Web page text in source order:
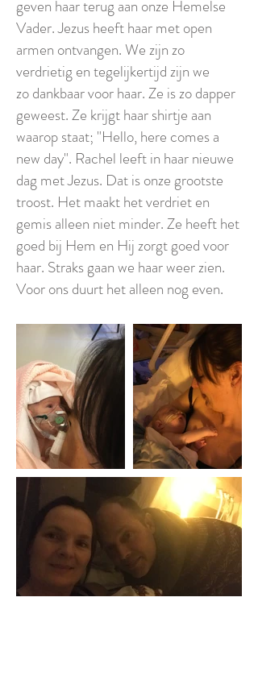
geven haar terug aan onze Hemelse
Vader. Jezus heeft haar met open
armen ontvangen. We zijn zo
verdrietig en tegelijkertijd zijn we
zo dankbaar voor haar. Ze is zo dapper
geweest. Ze krijgt haar shirtje aan
waarop staat; "Hello, here comes a
new day". Rachel leeft in haar nieuwe
dag met Jezus. Dat is onze grootste
troost. Het maakt het verdriet en
gemis alleen niet minder. Ze heeft het
goed bij Hem en Hij zorgt goed voor
haar. Straks gaan we haar weer zien.
Voor ons duurt het alleen nog even.